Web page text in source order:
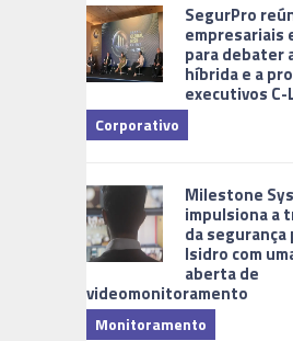
SegurPro
empresariais
para debater
híbrida e a
executivos C-
Corporativo
Milestone
impulsiona a
da segurança
Isidro com
aberta de
videomonitoramento
Monitoramento